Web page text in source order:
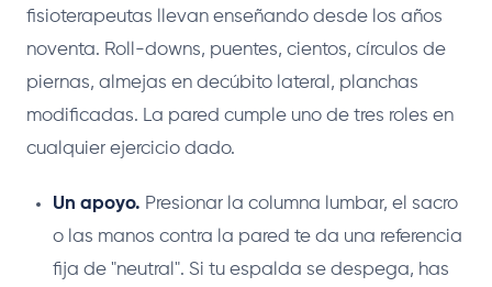
fisioterapeutas llevan enseñando desde los años
noventa. Roll-downs, puentes, cientos, círculos de
piernas, almejas en decúbito lateral, planchas
modificadas. La pared cumple uno de tres roles en
cualquier ejercicio dado.
Un apoyo. Presionar la columna lumbar, el sacro
o las manos contra la pared te da una referencia
fija de "neutral". Si tu espalda se despega, has